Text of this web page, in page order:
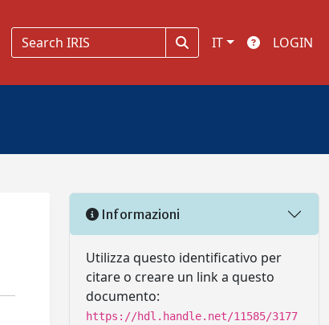
IT LOGIN
Informazioni
Utilizza questo identificativo per
citare o creare un link a questo
documento:
https://hdl.handle.net/11585/3177